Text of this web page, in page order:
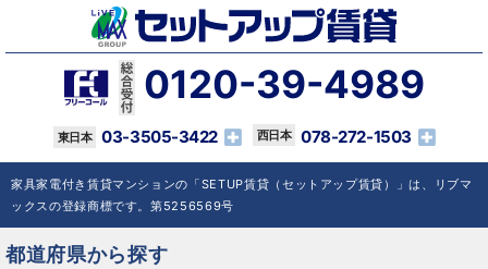
0120-39-4989
03-3505-3422 078-272-1503
家具家電付き賃貸マンションの「SETUP賃貸（セットアップ賃貸）」は、リブマ
ックスの登録商標です。第5256569号
都道府県から探す